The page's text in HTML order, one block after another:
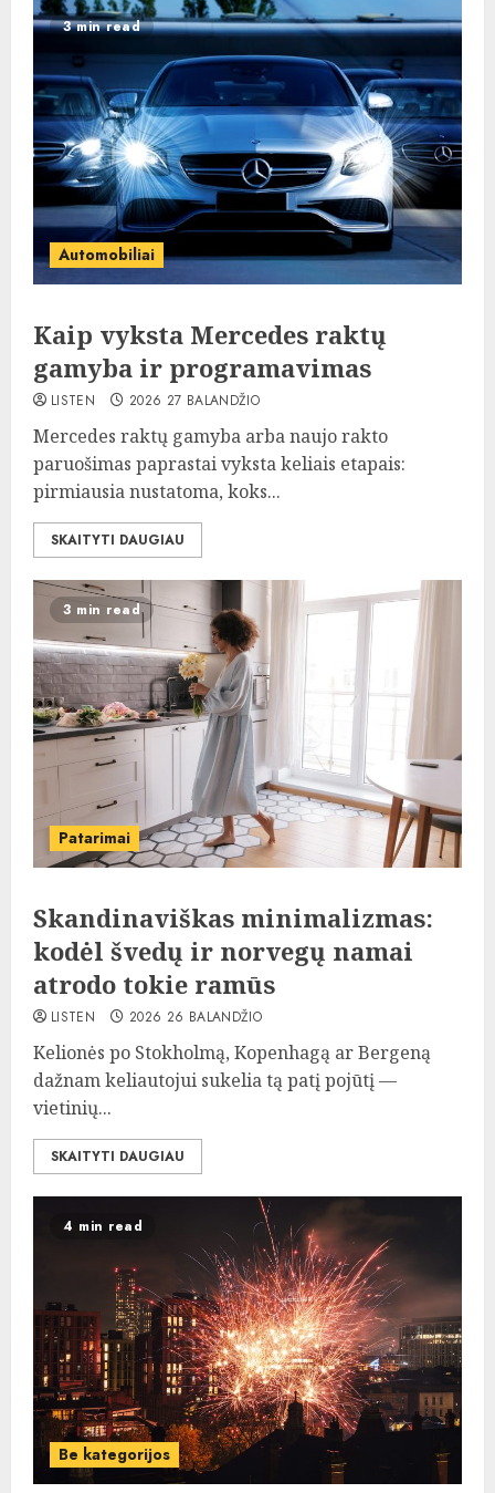
3 min read
Automobiliai
Kaip vyksta Mercedes raktų
gamyba ir programavimas
LISTEN 2026 27 BALANDŽIO
Mercedes raktų gamyba arba naujo rakto
paruošimas paprastai vyksta keliais etapais:
pirmiausia nustatoma, koks...
SKAITYTI DAUGIAU
3 min read
Patarimai
Skandinaviškas minimalizmas:
kodėl švedų ir norvegų namai
atrodo tokie ramūs
LISTEN 2026 26 BALANDŽIO
Kelionės po Stokholmą, Kopenhagą ar Bergeną
dažnam keliautojui sukelia tą patį pojūtį —
vietinių...
SKAITYTI DAUGIAU
4 min read
Be kategorijos